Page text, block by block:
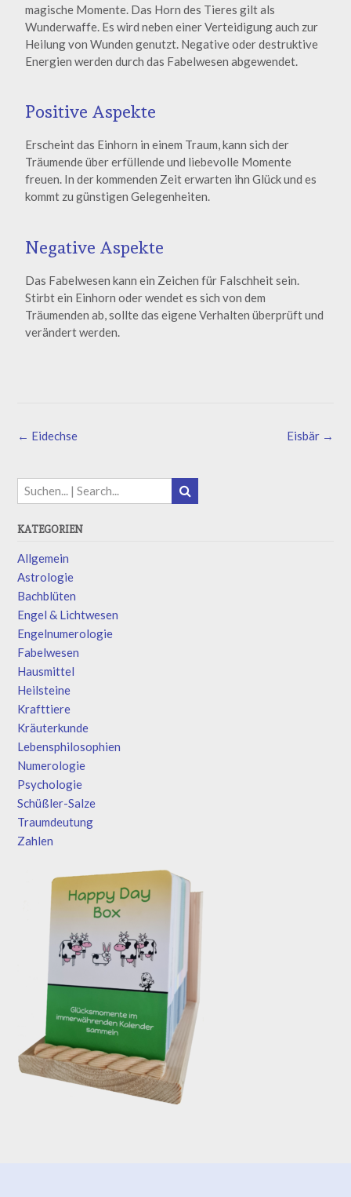
magische Momente. Das Horn des Tieres gilt als
Wunderwaffe. Es wird neben einer Verteidigung auch zur
Heilung von Wunden genutzt. Negative oder destruktive
Energien werden durch das Fabelwesen abgewendet.
Positive Aspekte
Erscheint das Einhorn in einem Traum, kann sich der
Träumende über erfüllende und liebevolle Momente
freuen. In der kommenden Zeit erwarten ihn Glück und es
kommt zu günstigen Gelegenheiten.
Negative Aspekte
Das Fabelwesen kann ein Zeichen für Falschheit sein.
Stirbt ein Einhorn oder wendet es sich von dem
Träumenden ab, sollte das eigene Verhalten überprüft und
verändert werden.
Eisbär →
← Eidechse
KATEGORIEN
Allgemein
Astrologie
Bachblüten
Engel & Lichtwesen
Engelnumerologie
Fabelwesen
Hausmittel
Heilsteine
Krafttiere
Kräuterkunde
Lebensphilosophien
Numerologie
Psychologie
Schüßler-Salze
Traumdeutung
Zahlen